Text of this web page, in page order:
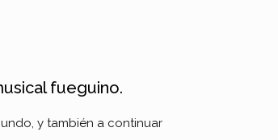
fueguino.
y también a continuar